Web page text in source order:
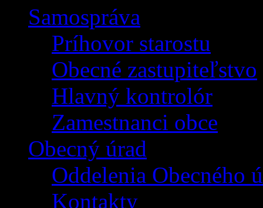
Samospráva
Príhovor starostu
Obecné zastupiteľstvo
Hlavný kontrolór
Zamestnanci obce
Obecný úrad
Oddelenia Obecného
Kontakty